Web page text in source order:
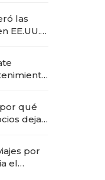
las
EE.UU. y
qué
dejan
por
el